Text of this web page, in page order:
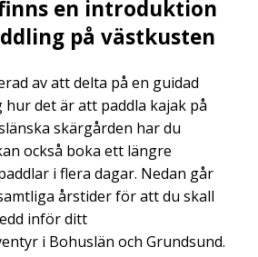
en introduktion
på västkusten
av att delta på en guidad
det är att paddla kajak på
skärgården har du
också boka ett längre
i flera dagar. Nedan går
årstider för att du skall
inför ditt
i Bohuslän och Grundsund.